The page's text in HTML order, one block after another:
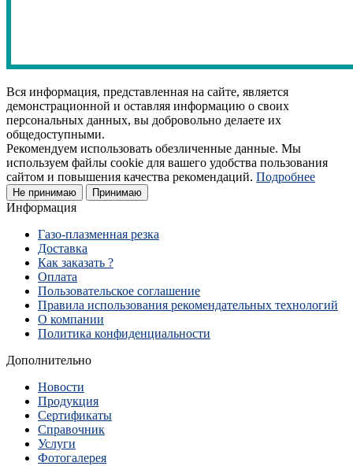
Вся информация, представленная на сайте, является
демонстрационной и оставляя информацию о своих
персональных данных, вы добровольно делаете их
общедоступными.
Рекомендуем использовать обезличенные данные. Мы
используем файлы cookie для вашего удобства пользования
сайтом и повышения качества рекомендаций. Подробнее
Не принимаю Принимаю
Информация
Газо-плазменная резка
Доставка
Как заказать ?
Оплата
Пользовательское соглашение
Правила использования рекомендательных технологий
О компании
Политика конфиденциальности
Дополнительно
Новости
Продукция
Сертификаты
Справочник
Услуги
Фотогалерея